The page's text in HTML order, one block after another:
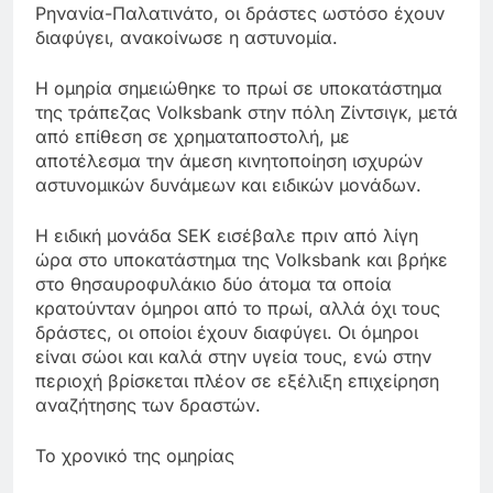
Ρηνανία-Παλατινάτο, οι δράστες ωστόσο έχουν
διαφύγει, ανακοίνωσε η αστυνομία.
Η ομηρία σημειώθηκε το πρωί σε υποκατάστημα
της τράπεζας Volksbank στην πόλη Ζίντσιγκ, μετά
από επίθεση σε χρηματαποστολή, με
αποτέλεσμα την άμεση κινητοποίηση ισχυρών
αστυνομικών δυνάμεων και ειδικών μονάδων.
Η ειδική μονάδα SEK εισέβαλε πριν από λίγη
ώρα στο υποκατάστημα της Volksbank και βρήκε
στο θησαυροφυλάκιο δύο άτομα τα οποία
κρατούνταν όμηροι από το πρωί, αλλά όχι τους
δράστες, οι οποίοι έχουν διαφύγει. Οι όμηροι
είναι σώοι και καλά στην υγεία τους, ενώ στην
περιοχή βρίσκεται πλέον σε εξέλιξη επιχείρηση
αναζήτησης των δραστών.
Το χρονικό της ομηρίας